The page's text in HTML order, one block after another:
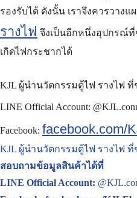
รองรับได้ ดังนั้น เราจึงควรวาง
รางไฟ จึงเป็นอีกหนึ่งอุปกรณ์ที่
เกิดไฟกระชากได้
KJL ผู้นำนวัตกรรมตู้ไฟ รางไฟ
LINE Official Account:
Facebook: facebook.com/
KJL ผู้นำนวัตกรรมตู้ไฟ รางไฟ
สอบถามข้อมูลสินค้าได้ที่
LINE Official Account: